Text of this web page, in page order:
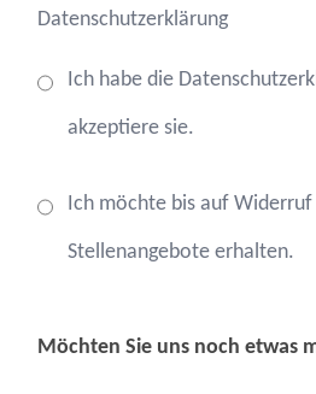
Datenschutzerklärung
Ich habe die
akzeptiere sie.
Ich möchte bis auf Widerruf
Stellenangebote erhalten.
Möchten Sie uns noch etwas